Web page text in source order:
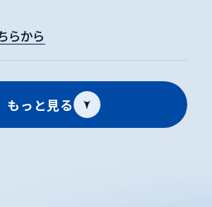
らから
ェックツールを更新しました
もっと見る